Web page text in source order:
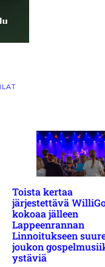
Toista kertaa
järjestettävä
kokoaa jälleen
Lappeenrannan
Linnoitukseen
joukon
ystäviä